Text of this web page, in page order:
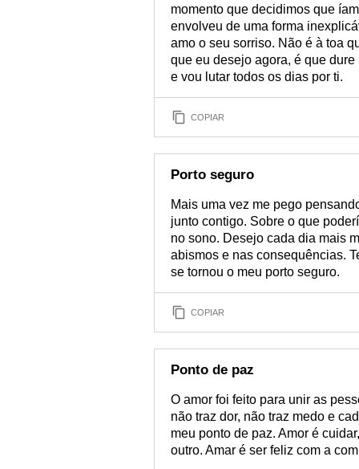
momento que decidimos que
envolveu de uma forma
amo o seu sorriso. Não é à toa
que eu desejo agora, é que
e vou lutar todos os dias por ti.
COPIAR
Porto seguro
Mais uma vez me pego
junto contigo. Sobre o que
no sono. Desejo cada dia mais
abismos e nas consequências.
se tornou o meu porto seguro.
COPIAR
Ponto de paz
O amor foi feito para unir as
não traz dor, não traz medo e
meu ponto de paz. Amor é
outro. Amar é ser feliz com a